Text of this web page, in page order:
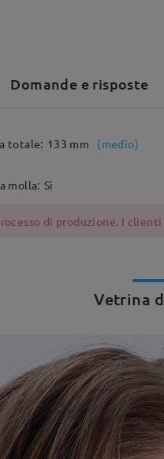
Domande e risposte
totale: 133 mm (medio)
molla: Sì
di produzione. I
Vetrina